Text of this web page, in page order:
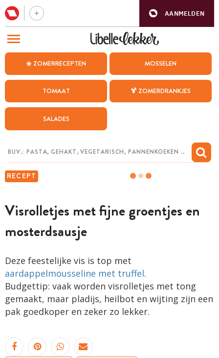
AANMELDEN
☀️ ZOMERRECEPTEN MOSSELEN
TOMAAT 🍹 ZOMERDRANKJES
SALADES
RECEPT
Visrolletjes met fijne groentjes en
mosterdsausje
Deze feestelijke vis is top met
aardappelmousseline met truffel.
Budgettip: vaak worden visrolletjes met tong
gemaakt, maar pladijs, heilbot en wijting zijn een
pak goedkoper en zeker zo lekker.
BEZOEK ONZE ANDERE WEBSITES
WEEKMENU
CHAT MET MAIA
MIJN BEWAARDE RECEPTEN